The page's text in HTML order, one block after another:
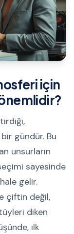
için
gündür. Bu
unsurların
sayesinde
gelir.
çiftin değil,
diken
ilk